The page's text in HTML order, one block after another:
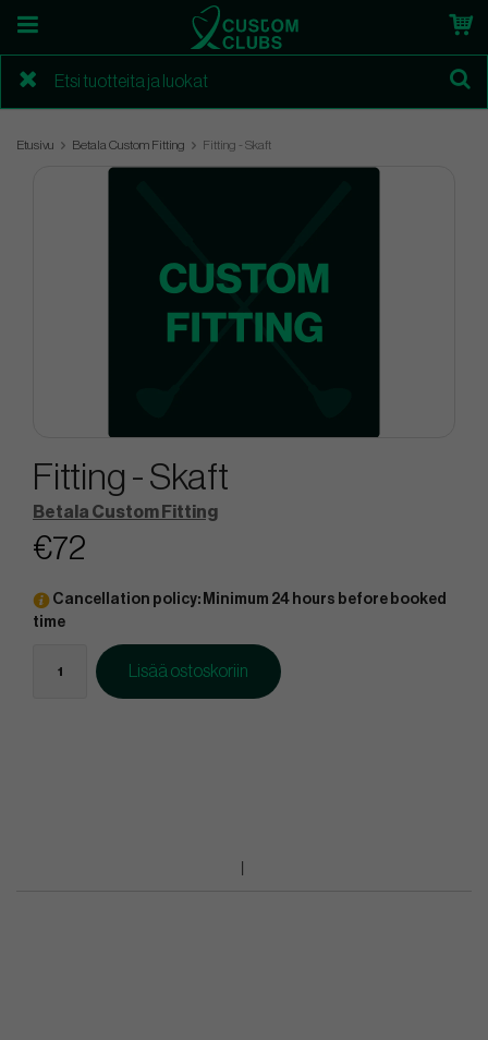
Etusivu Betala Custom Fitting Fitting - Skaft
Fitting - Skaft
Betala Custom Fitting
€72
Cancellation policy: Minimum 24 hours before booked
time
Lisää ostoskoriin